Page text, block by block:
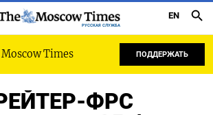
РУССКАЯ СЛУЖБА
EN
Times ПОДДЕРЖАТЬ
ФРС